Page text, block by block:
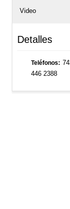
Video
Detalles
Teléfonos
446 2388